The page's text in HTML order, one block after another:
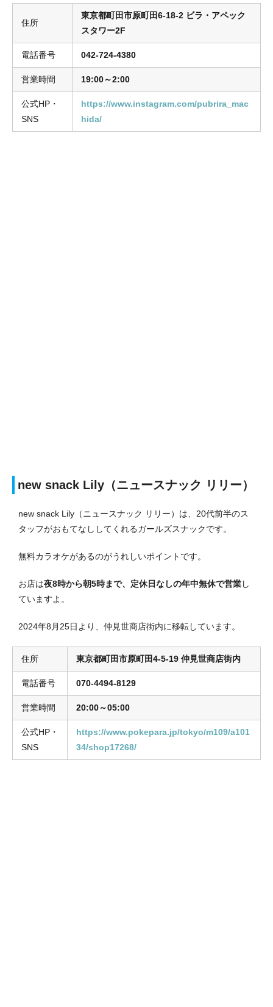
住所
東京都町田市原町田6-18-2 ビラ・アペック
スタワー2F
電話番号 042-724-4380
営業時間 19:00～2:00
公式HP・
SNS
https://www.instagram.com/pubrira_mac
hida/
new snack Lily（ニュースナック リリー）
new snack Lily（ニュースナック リリー）は、20代前半のス
タッフがおもてなししてくれるガールズスナックです。
無料カラオケがあるのがうれしいポイントです。
お店は夜8時から朝5時まで、定休日なしの年中無休で営業し
ていますよ。
2024年8月25日より、仲見世商店街内に移転しています。
住所 東京都町田市原町田4-5-19 仲見世商店街内
電話番号 070‐4494‐8129
営業時間 20:00～05:00
公式HP・
SNS
https://www.pokepara.jp/tokyo/m109/a101
34/shop17268/